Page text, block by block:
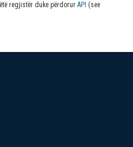
regjistër duke përdorur API (see